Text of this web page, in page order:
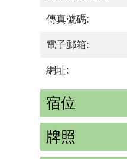
傳真號碼:
電子郵箱:
網址:
宿位
牌照